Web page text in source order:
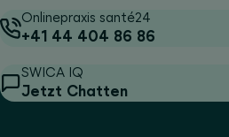
Onlinepraxis santé24
+41 44 404 86 86
SWICA IQ
Jetzt Chatten